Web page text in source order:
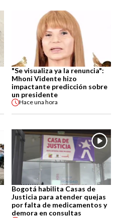
"Se visualiza ya la renuncia":
Mhoni Vidente hizo
impactante predicción sobre
un presidente
Haceuna hora
Bogotá habilita Casas de
Justicia para atender quejas
por falta de medicamentos y
demora en consultas